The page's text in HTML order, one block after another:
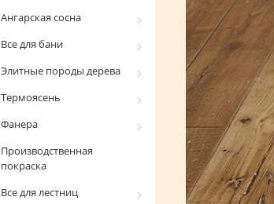
Ангарская сосна
Все для бани
Элитные породы дерева
Термоясень
Фанера
Производственная
покраска
Все для лестниц